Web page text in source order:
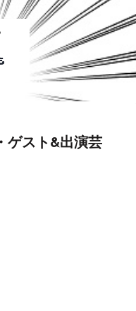
ゲスト&出演芸